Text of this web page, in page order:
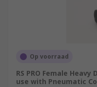
Op voorraad
RS PRO Female
use with Pneumatic